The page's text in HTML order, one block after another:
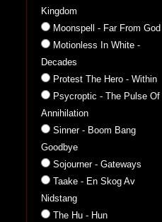
Kingdom
Moonspell - Far From God
Motionless In White -
Decades
Protest The Hero - Within
Psycroptic - The Pulse Of
Annihilation
Sinner - Boom Bang
Goodbye
Sojourner - Gateways
Taake - En Skog Av
Nidstang
The Hu - Hun